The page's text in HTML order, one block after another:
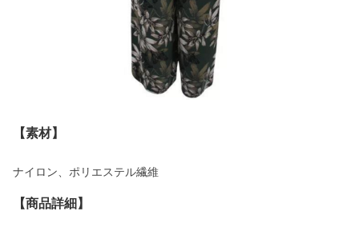
【素材】
ナイロン、ポリエステル繊維
【商品詳細】